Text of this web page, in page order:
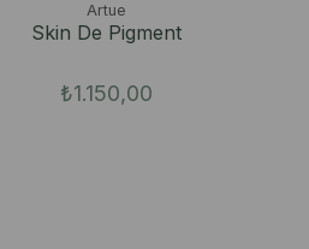
Artue
Skin De Pigment
₺1.150,00